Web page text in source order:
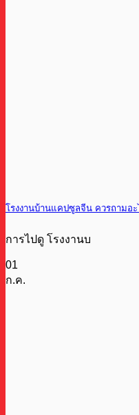
โรงงานบ้านแคปซูลจีน ควรถามอ
การไปดู โรงงานบ
01
ก.ค.